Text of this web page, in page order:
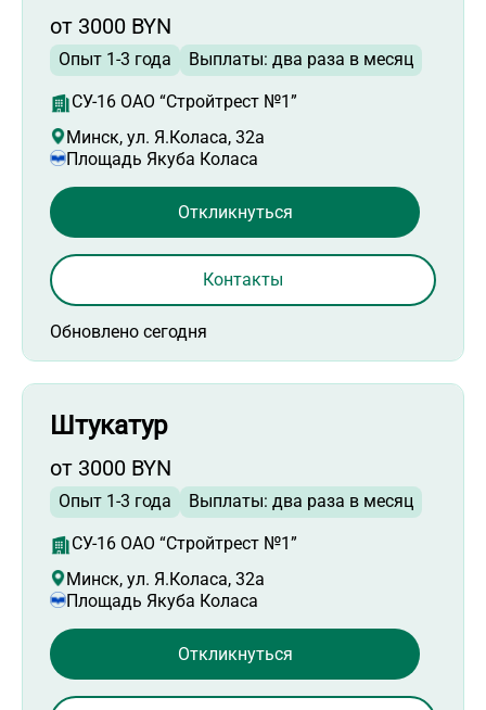
от 3000 BYN
Опыт 1-3 года Выплаты: два раза в месяц
СУ-16 ОАО “Стройтрест №1”
Минск, ул. Я.Коласа, 32а
Площадь Якуба Коласа
Обновлено сегодня
Откликнуться
Контакты
Штукатур
от 3000 BYN
Опыт 1-3 года Выплаты: два раза в месяц
СУ-16 ОАО “Стройтрест №1”
Минск, ул. Я.Коласа, 32а
Площадь Якуба Коласа
Откликнуться